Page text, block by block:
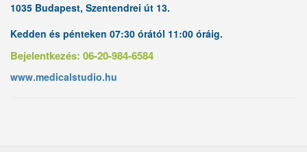
1035 Budapest, Szentendrei út 13.
Kedden és pénteken 07:30 órától 11:00 óráig.
Bejelentkezés: 06-20-984-6584
www.medicalstudio.hu